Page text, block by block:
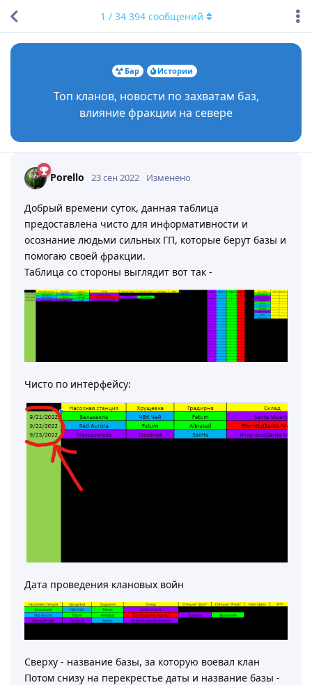
Бар Истории
Топ кланов, новости по захватам баз,
влияние фракции на севере
1 / 34 394сообщений
Porello 23 сен 2022 Изменено
Добрый времени суток, данная таблица
предоставлена чисто для информативности и
осознание людьми сильных ГП, которые берут базы и
помогаю своей фракции.
Таблица со стороны выглядит вот так -
Чисто по интерфейсу:
Дата проведения клановых войн
Сверху - название базы, за которую воевал клан
Потом снизу на перекрестье даты и название базы -